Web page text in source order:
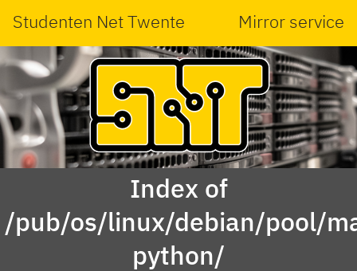
Studenten Net Twente Mirror service
Index of
/pub/os/linux/debian/pool/
python/